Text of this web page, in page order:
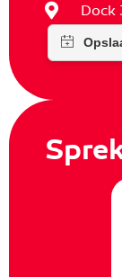
Dock